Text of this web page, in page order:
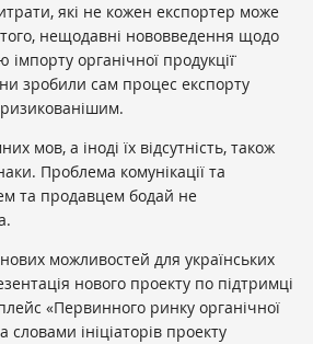
які не кожен експортер може
нещодавні нововведення щодо
органічної продукції̈
зробили сам процес експорту
мов, а іноді їх відсутність, також
Проблема комунікації та
та продавцем бодай не
можливостей для українських
нового проекту по підтримці
«Первинного ринку органічної
словами ініціаторів проекту